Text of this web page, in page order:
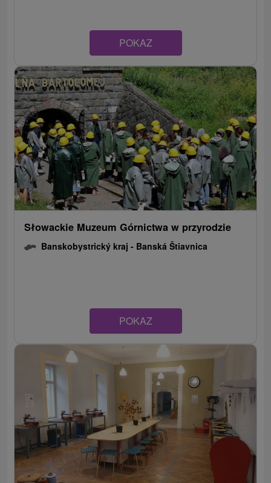
POKAZ
Słowackie Muzeum Górnictwa w przyrodzie
Banskobystrický kraj - Banská Štiavnica
POKAZ